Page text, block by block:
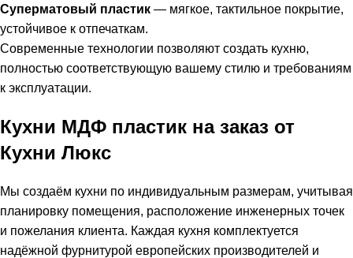
Суперматовый пластик — мягкое, тактильное покрытие,
устойчивое к отпечаткам.
Современные технологии позволяют создать кухню,
полностью соответствующую вашему стилю и требованиям
к эксплуатации.
Кухни МДФ пластик на заказ от
Кухни Люкс
Мы создаём кухни по индивидуальным размерам, учитывая
планировку помещения, расположение инженерных точек
и пожелания клиента. Каждая кухня комплектуется
надёжной фурнитурой европейских производителей и